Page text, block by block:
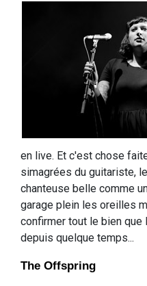
en live. Et c'est chose
simagrées du guitariste,
chanteuse belle comme
garage plein les oreilles
confirmer tout le bien que
depuis quelque temps...
The Offspring